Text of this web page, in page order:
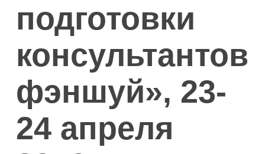
подготовки
консультантов
фэншуй», 23-
24 апреля